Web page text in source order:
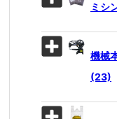
ミシ
機械
(23)